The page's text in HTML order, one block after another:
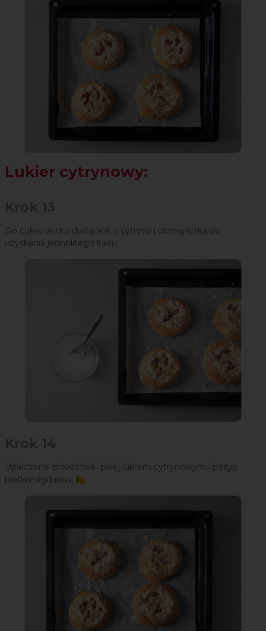
Lukier cytrynowy:
Do cukru pudru dodaj sok z cytryny i ucieraj łyżką do
uzyskania jednolitego lukru.
Upieczone drożdżówki polej lukrem cytrynowym i posyp
płatki migdałów. 🍋